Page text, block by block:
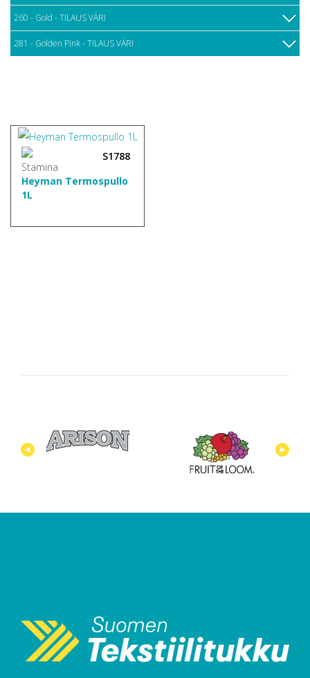
260 - Gold - TILAUS VÄRI
281 - Golden Pink - TILAUS VÄRI
S1788
Heyman Termospullo
1L